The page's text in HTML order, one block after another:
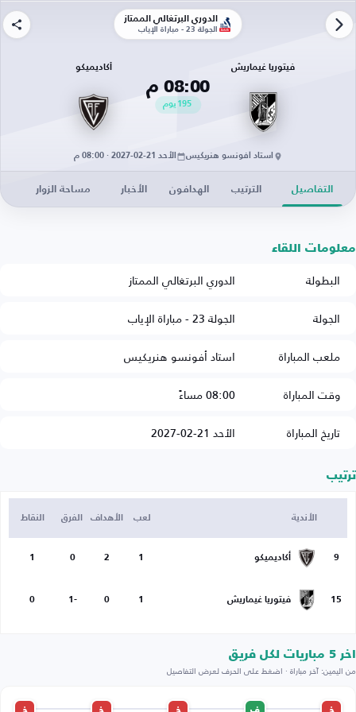
الدوري البرتغالي الممتاز
الجولة 23 - مباراة الإياب
فيتوريا غيماريش
08:00 م
195 يوم
أكاديميكو
استاد أفونسو هنريكيس الأحد 21-02-2027 · 08:00 م
التفاصيل الترتيب الهدافون الأخبار مساحة الزوار
معلومات اللقاء
البطولة
الدوري البرتغالي الممتاز
الجولة
الجولة 23 - مباراة الإياب
ملعب المباراة
استاد أفونسو هنريكيس
وقت المباراة
08:00 مساءً
تاريخ المباراة
الأحد 21-02-2027
ترتيب
الأندية لعب الأهداف الفرق النقاط
9 أكاديميكو 1
2
0
1
15 فيتوريا غيماريش 1
0
-1
0
اخر 5 مباريات لكل فريق
من اليمين: آخر مباراة · اضغط على الحرف لعرض التفاصيل